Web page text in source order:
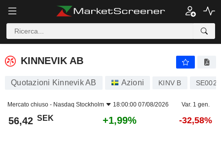
KINNEVIK AB 56,42
KINNEVIK AB
Quotazioni Kinnevik AB Azioni KINV B
Mercato chiuso - Nasdaq Stockholm 18:00:00 07/08/2026 Var. 1 gen.
56,42 SEK +1,99% -32,58%